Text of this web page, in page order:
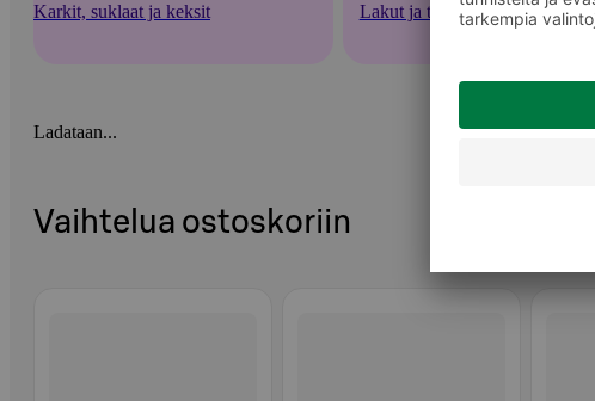
Karkit, suklaat ja keksit Lakut ja tikkarit
Ladataan...
Vaihtelua ostoskoriin